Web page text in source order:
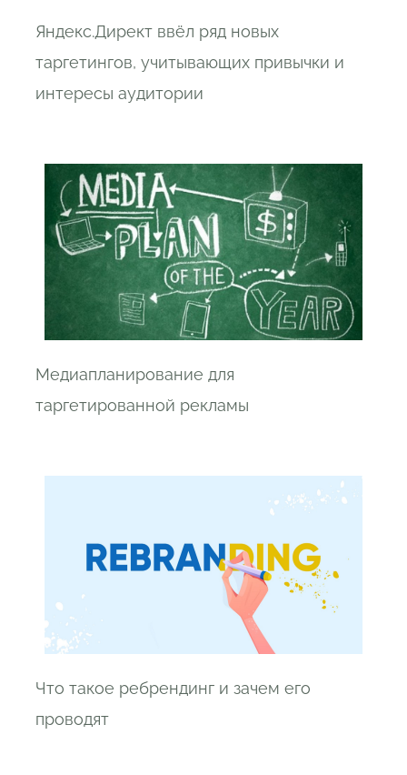
Яндекс.Директ ввёл ряд новых
таргетингов, учитывающих привычки и
интересы аудитории
Медиапланирование для
таргетированной рекламы
Что такое ребрендинг и зачем его
проводят